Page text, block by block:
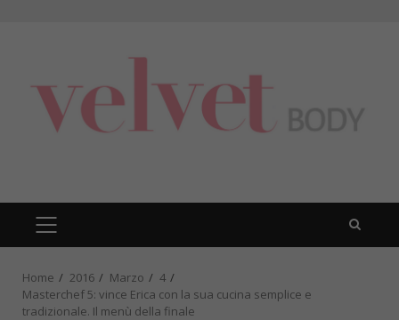
PRIMARY
MENU
Home 2016 Marzo
4
Masterchef 5: vince Erica con la sua cucina semplice e
tradizionale. Il menù della finale